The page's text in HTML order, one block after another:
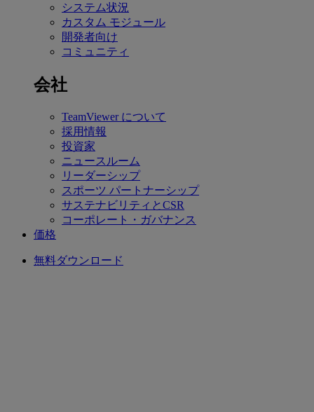
システム状況
カスタム モジュール
開発者向け
コミュニティ
会社
TeamViewer について
採用情報
投資家
ニュースルーム
リーダーシップ
スポーツ パートナーシップ
サステナビリティとCSR
コーポレート・ガバナンス
価格
無料ダウンロード